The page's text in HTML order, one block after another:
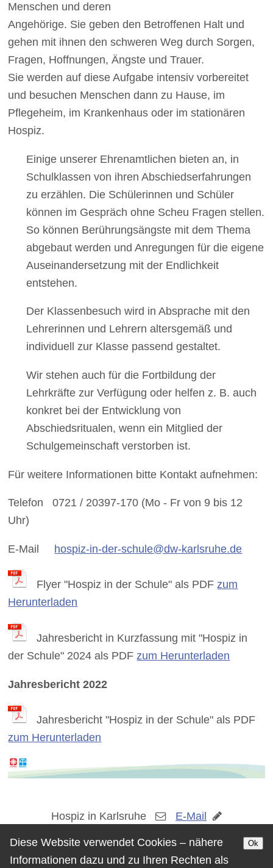
Menschen und deren
Angehörige. Sie geben den Betroffenen Halt und
gehen mit ihnen den schweren Weg durch Sorgen,
Fragen, Hoffnungen, Ängste und Trauer.
Sie werden auf diese Aufgabe intensiv vorbereitet
und besuchen Menschen dann zu Hause, im
Pflegeheim, im Krankenhaus oder im stationären
Hospiz.
Einige unserer Ehrenamtlichen bieten an, in
Schulklassen von ihren Abschiedserfahrungen
zu erzählen. Die Schülerinnen und Schüler
können im Gespräch ohne Scheu Fragen stellen.
So können Berührungsängste mit dem Thema
abgebaut werden und Anregungen für die eigene
Auseinandersetzung mit der Endlichkeit
entstehen.
Der Klassenbesuch wird in Absprache mit den
Lehrerinnen und Lehrern altersgemäß und
individuell zur Klasse passend gestaltet.
Wir stehen auch für die Fortbildung der
Lehrkräfte zur Verfügung oder helfen z. B. auch
konkret bei der Entwicklung von
Abschiedsritualen, wenn ein Mitglied der
Schulgemeinschaft verstorben ist.
Für weitere Informationen bitte Kontakt aufnehmen:
Telefon 0721 / 20397-170 (Mo - Fr von 9 bis 12
Uhr)
E-Mail hospiz-in-der-schule@dw-karlsruhe.de
Flyer "Hospiz in der Schule" als PDFzum
Herunterladen
Jahresbericht in Kurzfassung mit "Hospiz in
der Schule" 2024 als PDF zum Herunterladen
Jahresbericht 2022
Jahresbericht "Hospiz in der Schule" als PDF
zum Herunterladen
Hospiz in Karlsruhe
E-Mail
Diese Website verwendet Cookies – nähere
Informationen dazu und zu Ihren Rechten als
Ok